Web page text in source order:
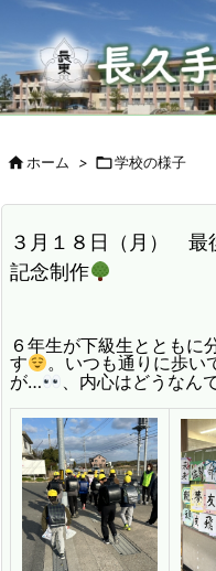
ホーム > 学校の様子
３月１８日（月） 最
記念制作
６年生が下級生とともに
す
。いつも通りに歩い
が…
、内心はどうなん